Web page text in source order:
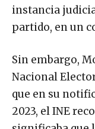
instancia
partido, en un
Sin embargo,
Nacional
que en su
2023, el INE